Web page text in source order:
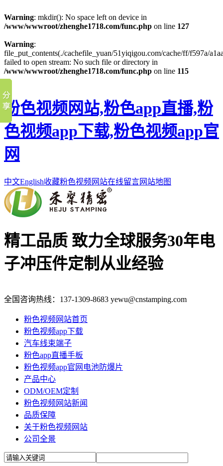
Warning: mkdir(): No space left on device in
/www/wwwroot/zhenghe1718.com/func.php on line 127
Warning:
file_put_contents(./cachefile_yuan/51yiqigou.com/cache/ff/f597a/
failed to open stream: No such file or directory in
/www/wwwroot/zhenghe1718.com/func.php on line 115
粉色视频网站,粉色app直播,粉
色视频app下载,粉色视频app官
网
中文English收藏粉色视频网站在线留言网站地图
精工品质 致力全球服务30年电
子冲压件定制从业经验
全国咨询热线： 137-1309-8683 yewu@cnstamping.com
粉色视频网站首页
粉色视频app下载
汽车线束端子
粉色app直播手板
粉色视频app官网电池防爆片
产品中心
ODM/OEM定制
粉色视频网站新闻
品质保障
关于粉色视频网站
公司全景